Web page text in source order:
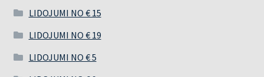
LIDOJUMI NO € 15
LIDOJUMI NO € 19
LIDOJUMI NO € 5